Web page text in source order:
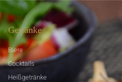
Getränke
Biere
Cocktails
Heißgetränke